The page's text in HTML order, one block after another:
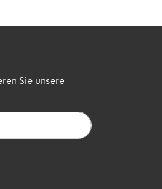
Sie unsere